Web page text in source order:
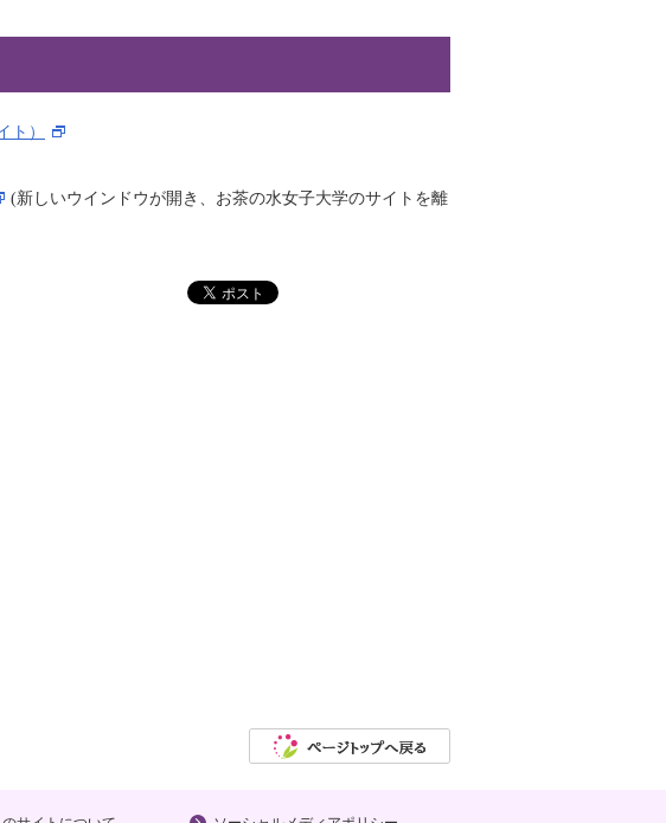
ト）
(新しいウインドウが開き、お茶の水女子大学のサイトを離